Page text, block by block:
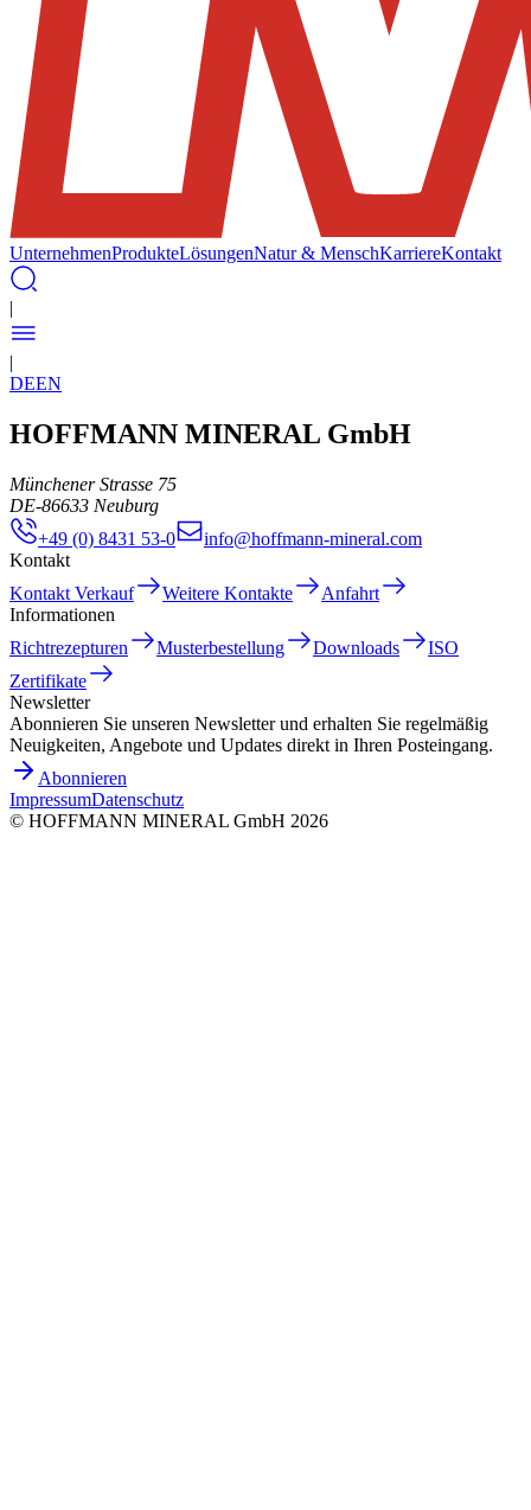
UnternehmenProdukteLösungenNatur & MenschKarriereKontakt
|
|
DEEN
HOFFMANN MINERAL GmbH
Münchener Strasse 75
DE-86633 Neuburg
+49 (0) 8431 53-0
info@hoffmann-mineral.com
Kontakt
Kontakt Verkauf
Weitere Kontakte
Anfahrt
Informationen
Richtrezepturen
Musterbestellung Downloads
ISO
Zertifikate
Newsletter
Abonnieren Sie unseren Newsletter und erhalten Sie regelmäßig
Neuigkeiten, Angebote und Updates direkt in Ihren Posteingang.
Abonnieren
ImpressumDatenschutz
© HOFFMANN MINERAL GmbH 2026